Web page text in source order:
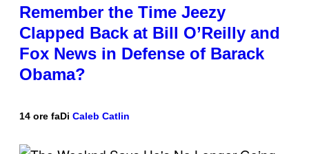
Remember the Time Jeezy
Clapped Back at Bill O’Reilly and
Fox News in Defense of Barack
Obama?
14 ore faDi Caleb Catlin